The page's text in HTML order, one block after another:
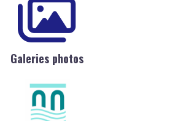
Galeries photos